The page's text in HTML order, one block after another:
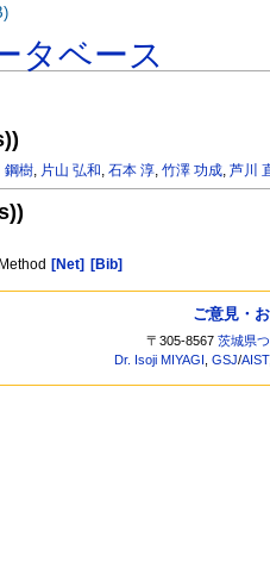
タベース
鋼樹, 片山 弘和,石本 淳,竹澤 功成,芦川
[Net] [Bib]
ご意見・
〒305-8567茨城県
Dr. Isoji MIYAGI ,GSJ/AIST